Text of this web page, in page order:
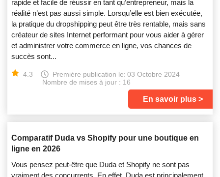
rapide et facile de réussir en tant qu’entrepreneur, mais la
réalité n’est pas aussi simple. Lorsqu’elle est bien exécutée,
la pratique du dropshipping peut être très rentable, mais sans
créateur de sites Internet performant pour vous aider à gérer
et administrer votre commerce en ligne, vos chances de
succès sont...
4.3 Première publication le: 03 Octobre 2024
Nombre de mises à jour : 16
En savoir plus
Comparatif Duda vs Shopify pour une boutique en
ligne en 2026
Vous pensez peut-être que Duda et Shopify ne sont pas
vraiment des concurrents. En effet, Duda est principalement